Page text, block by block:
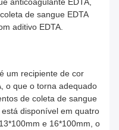
anticoagulante EDTA,
de sangue EDTA
aditivo EDTA.
um recipiente de cor
o que o torna adequado
de coleta de sangue
disponível em quatro
e 16*100mm, o